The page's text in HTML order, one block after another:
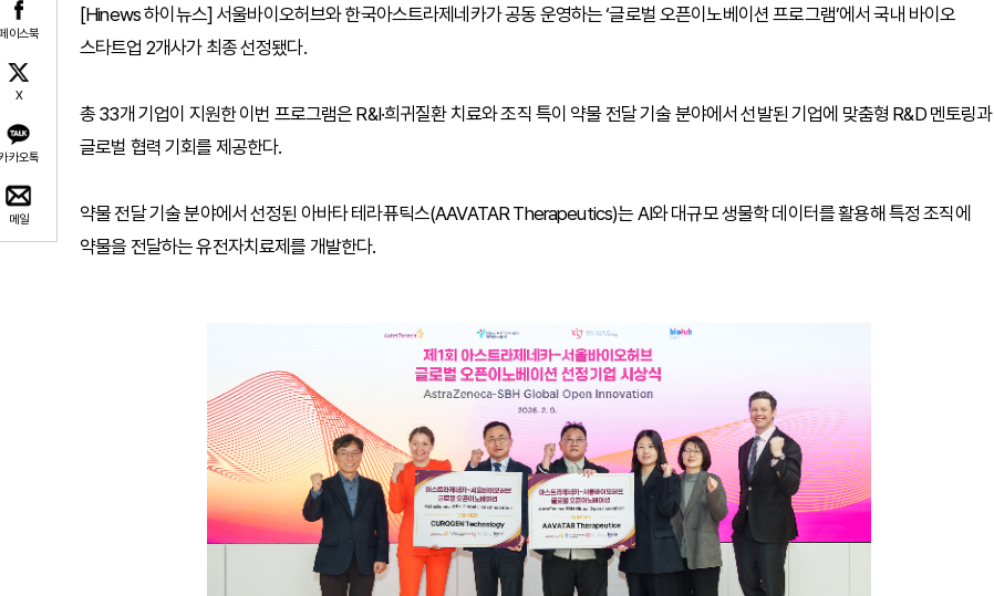
이스북
X
카오톡
메일
[Hinews 하이뉴스] 서울바이오허브와 한국아스트라제네카가 공동 운영하는 ‘글로벌 오픈이노베이션 프로그램’에서 국내 바이오
스타트업 2개사가 최종 선정됐다.
총 33개 기업이 지원한 이번 프로그램은 R&I·희귀질환 치료와 조직 특이 약물 전달 기술 분야에서 선발된 기업에 맞춤형 R&D 멘토링과
글로벌 협력 기회를 제공한다.
약물 전달 기술 분야에서 선정된 아바타 테라퓨틱스(AAVATAR Therapeutics)는 AI와 대규모 생물학 데이터를 활용해 특정 조직에
약물을 전달하는 유전자치료제를 개발한다.